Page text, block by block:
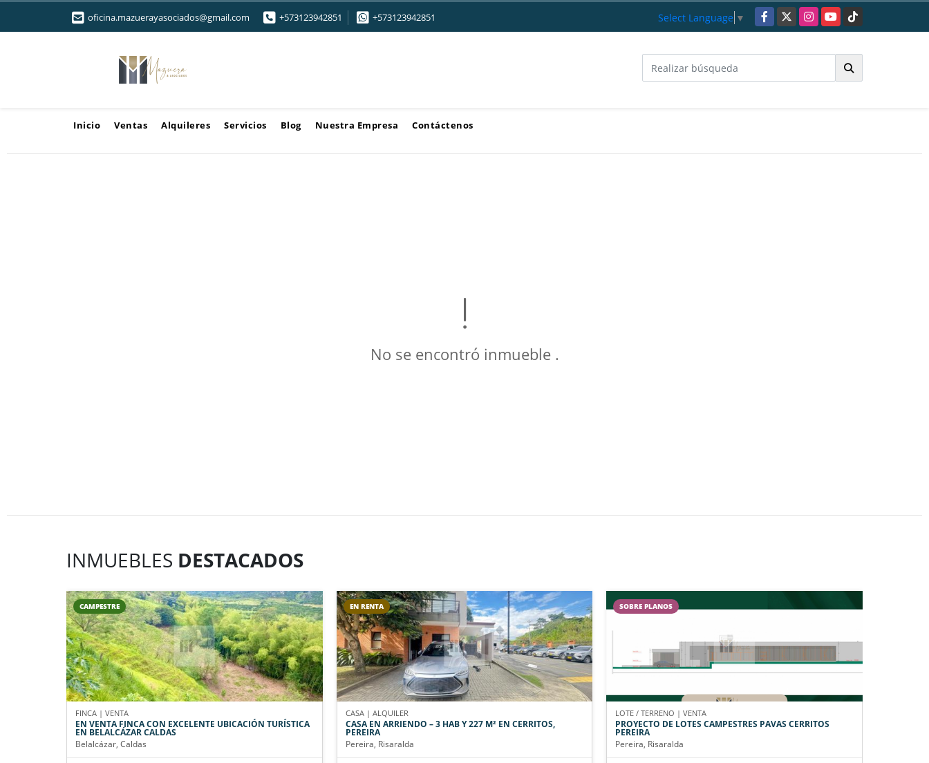
oficina.mazuerayasociados@gmail.com +573123942851 +573123942851 Select Language ▼ Facebook
X InstagramYouTubeTikTok
Inicio Ventas Alquileres Servicios Blog Nuestra Empresa Contáctenos
No se encontró inmueble .
INMUEBLES DESTACADOS
CAMPESTRE
FINCA | VENTA
EN VENTA FINCA CON EXCELENTE UBICACIÓN TURÍSTICA
EN BELALCÁZAR CALDAS
Belalcázar, Caldas
EN RENTA
CASA | ALQUILER
CASA EN ARRIENDO – 3 HAB Y 227 M² EN CERRITOS,
PEREIRA
Pereira, Risaralda
SOBRE PLANOS
LOTE / TERRENO | VENTA
PROYECTO DE LOTES CAMPESTRES PAVAS CERRITOS
PEREIRA
Pereira, Risaralda